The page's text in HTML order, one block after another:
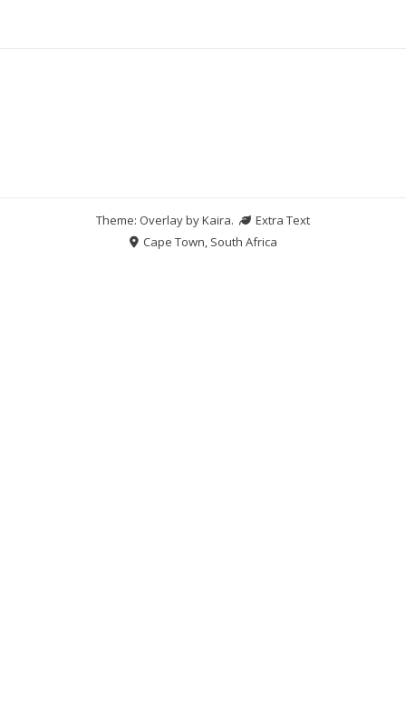
Theme: Overlay byKaira.
Extra Text
Cape Town, South Africa